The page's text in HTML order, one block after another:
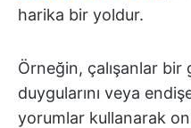
harika bir yoldur.
Örneğin, çalışanlar
duygularını veya
yorumlar kullanarak